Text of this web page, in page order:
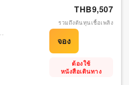
THB9,507
รวมถึงต้นทุนเชื้อเพลิง
ต้องใช้
หนังสือเดินทาง